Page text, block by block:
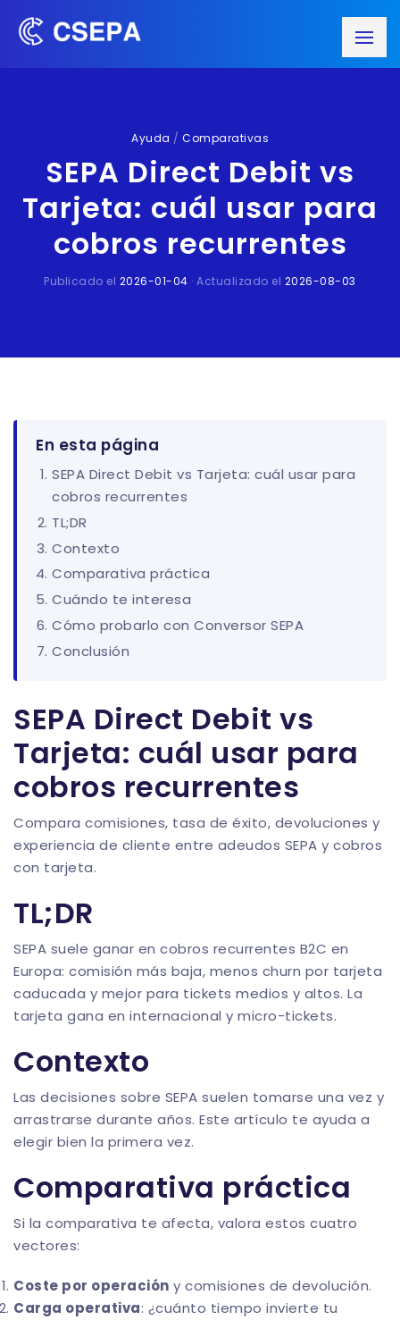
Ayuda / Comparativas
SEPA Direct Debit vs
Tarjeta: cuál usar para
cobros recurrentes
Publicado el 2026-01-04 · Actualizado el 2026-08-03
En esta página
SEPA Direct Debit vs Tarjeta: cuál usar para
cobros recurrentes
TL;DR
Contexto
Comparativa práctica
Cuándo te interesa
Cómo probarlo con Conversor SEPA
Conclusión
SEPA Direct Debit vs
Tarjeta: cuál usar para
cobros recurrentes
Compara comisiones, tasa de éxito, devoluciones y
experiencia de cliente entre adeudos SEPA y cobros
con tarjeta.
TL;DR
SEPA suele ganar en cobros recurrentes B2C en
Europa: comisión más baja, menos churn por tarjeta
caducada y mejor para tickets medios y altos. La
tarjeta gana en internacional y micro-tickets.
Contexto
Las decisiones sobre SEPA suelen tomarse una vez y
arrastrarse durante años. Este artículo te ayuda a
elegir bien la primera vez.
Comparativa práctica
Si la comparativa te afecta, valora estos cuatro
vectores:
Coste por operación y comisiones de devolución.
Carga operativa: ¿cuánto tiempo invierte tu